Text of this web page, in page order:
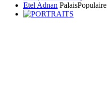
Etel Adnan PalaisPopulaire